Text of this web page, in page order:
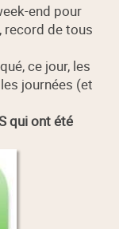
end pour
record de tous
ce jour, les
journées (et
qui ont été